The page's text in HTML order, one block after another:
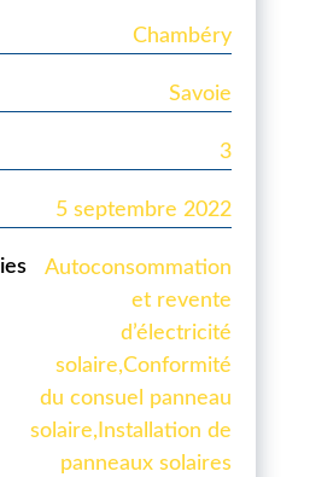
Chambéry
Savoie
3
5 septembre 2022
Autoconsommation
et revente
d’électricité
solaire,Conformité
du consuel panneau
solaire, Installation de
panneaux solaires